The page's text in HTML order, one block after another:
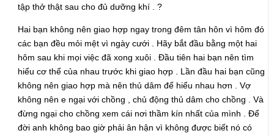
tập thở thật sau cho đủ dưỡng khí . ?
Hai bạn không nên giao hợp ngay trong đêm tân hôn vì hôm đó
các bạn đều mỏi mệt vì ngày cưới . Hãy bắt đầu bằng một hai
hôm sau khi mọi việc đã xong xuôi . Đầu tiên hai bạn nên tìm
hiểu cơ thể của nhau trước khi giao hợp . Lần đầu hai bạn cũng
không nên giao hợp mà nên thủ dâm để hiểu nhau hơn . Vợ
không nên e ngại với chồng , chủ động thủ dâm cho chồng . Và
đừng ngại cho chồng xem cái nơi thầm kín nhất của mình . Để
đời anh không bao giờ phải ân hận vì không được biết nó có